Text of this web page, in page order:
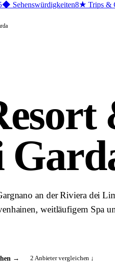
◆ Sehenswürdigkeiten8★ Trips &
an der Riviera dei
weitläufigem Spa
→ 2 Anbieter vergleichen ↓